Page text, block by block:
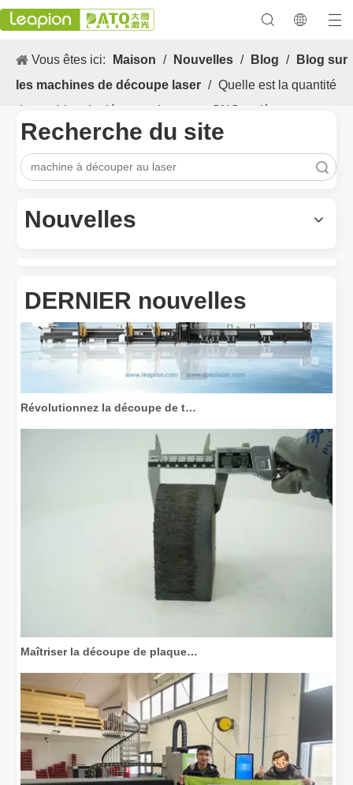
Vous êtes ici: Maison / Nouvelles / Blog /
Blog sur
les machines de découpe laser / Quelle est la quantité
de machine de découpe de tuyaux CNC entièrement
automatique?
Recherche du site
Nouvelles
DERNIER nouvelles